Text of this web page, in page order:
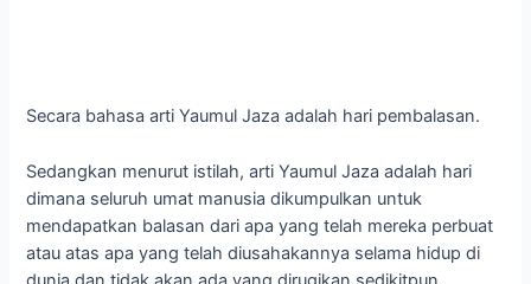
Secara bahasa arti Yaumul Jaza adalah hari pembalasan.
Sedangkan menurut istilah, arti Yaumul Jaza adalah hari
dimana seluruh umat manusia dikumpulkan untuk
mendapatkan balasan dari apa yang telah mereka perbuat
atau atas apa yang telah diusahakannya selama hidup di